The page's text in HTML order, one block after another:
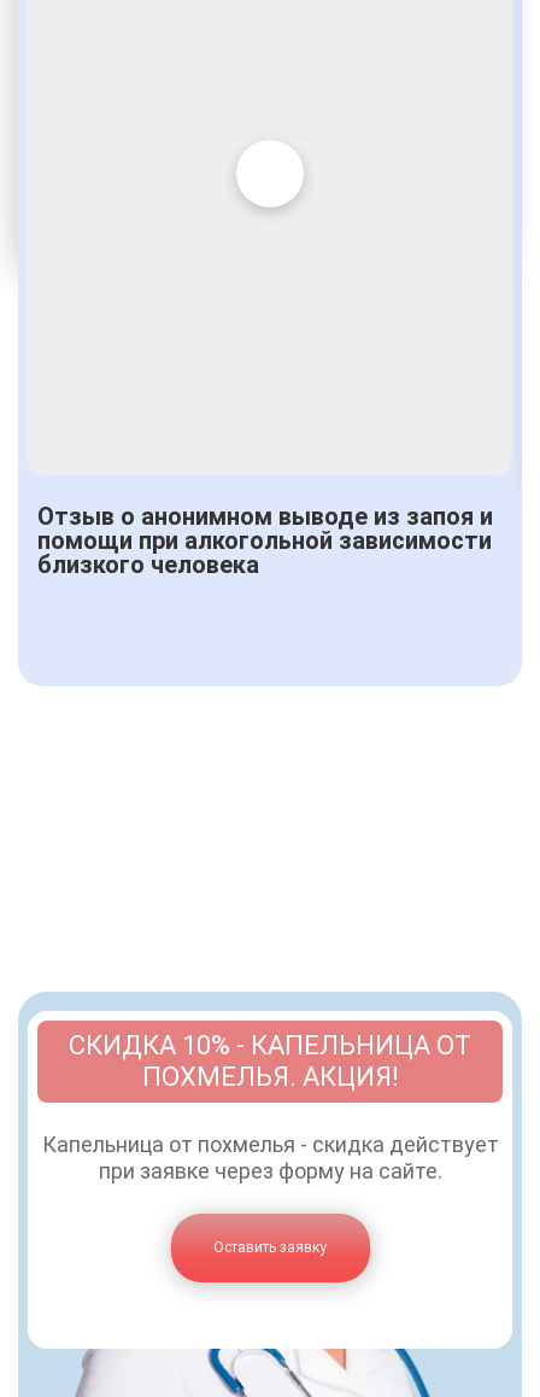
Отзыв о анонимном выводе из запоя и
помощи при алкогольной зависимости
близкого человека
СКИДКА 10% - КАПЕЛЬНИЦА ОТ
ПОХМЕЛЬЯ. АКЦИЯ!
Капельница от похмелья - скидка действует
при заявке через форму на сайте.
Оставить заявку